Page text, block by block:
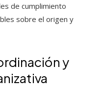
de cumplimiento
sobre el origen y
y